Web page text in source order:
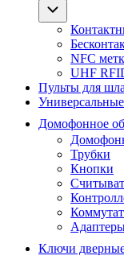
NFC
UHF
Пульты для
Домофонное
Трубки
Кнопки
Ключи